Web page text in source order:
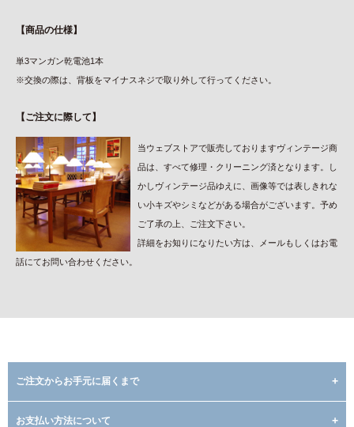
【商品の仕様】
単3マンガン乾電池1本
※交換の際は、背板をマイナスネジで取り外して行ってください。
【ご注文に際して】
当ウェブストアで販売しておりますヴィンテージ商
品は、すべて修理・クリーニング済となります。し
かしヴィンテージ品ゆえに、画像等では表しきれな
い小キズやシミなどがある場合がございます。予め
ご了承の上、ご注文下さい。
詳細をお知りになりたい方は、メールもしくはお電
話にてお問い合わせください。
ご注文からお手元に届くまで
お支払い方法について